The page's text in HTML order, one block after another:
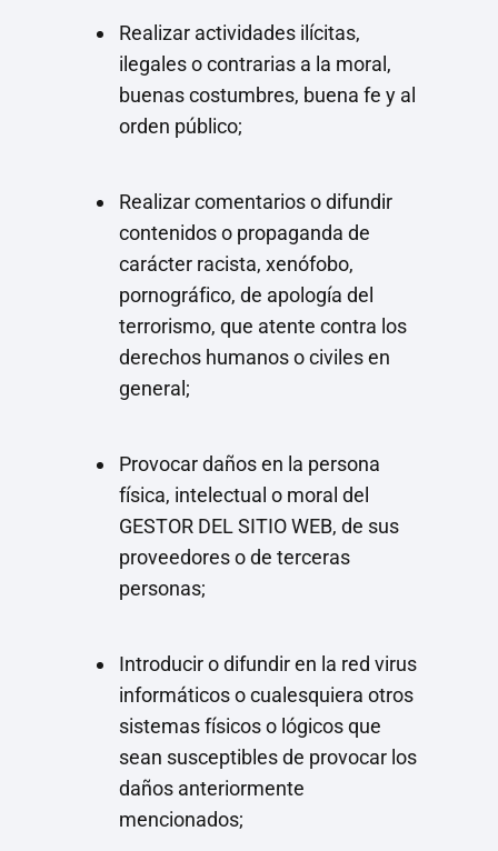
Realizar actividades ilícitas,
ilegales o contrarias a la moral,
buenas costumbres, buena fe y al
orden público;
Realizar comentarios o difundir
contenidos o propaganda de
carácter racista, xenófobo,
pornográfico, de apología del
terrorismo, que atente contra los
derechos humanos o civiles en
general;
Provocar daños en la persona
física, intelectual o moral del
GESTOR DEL SITIO WEB, de sus
proveedores o de terceras
personas;
Introducir o difundir en la red virus
informáticos o cualesquiera otros
sistemas físicos o lógicos que
sean susceptibles de provocar los
daños anteriormente
mencionados;